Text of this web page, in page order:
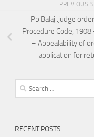
PREVIOUS
Pb Balaji.judge
Procedure Code,
– Appealability of
application for
Search
for:
RECENT POSTS